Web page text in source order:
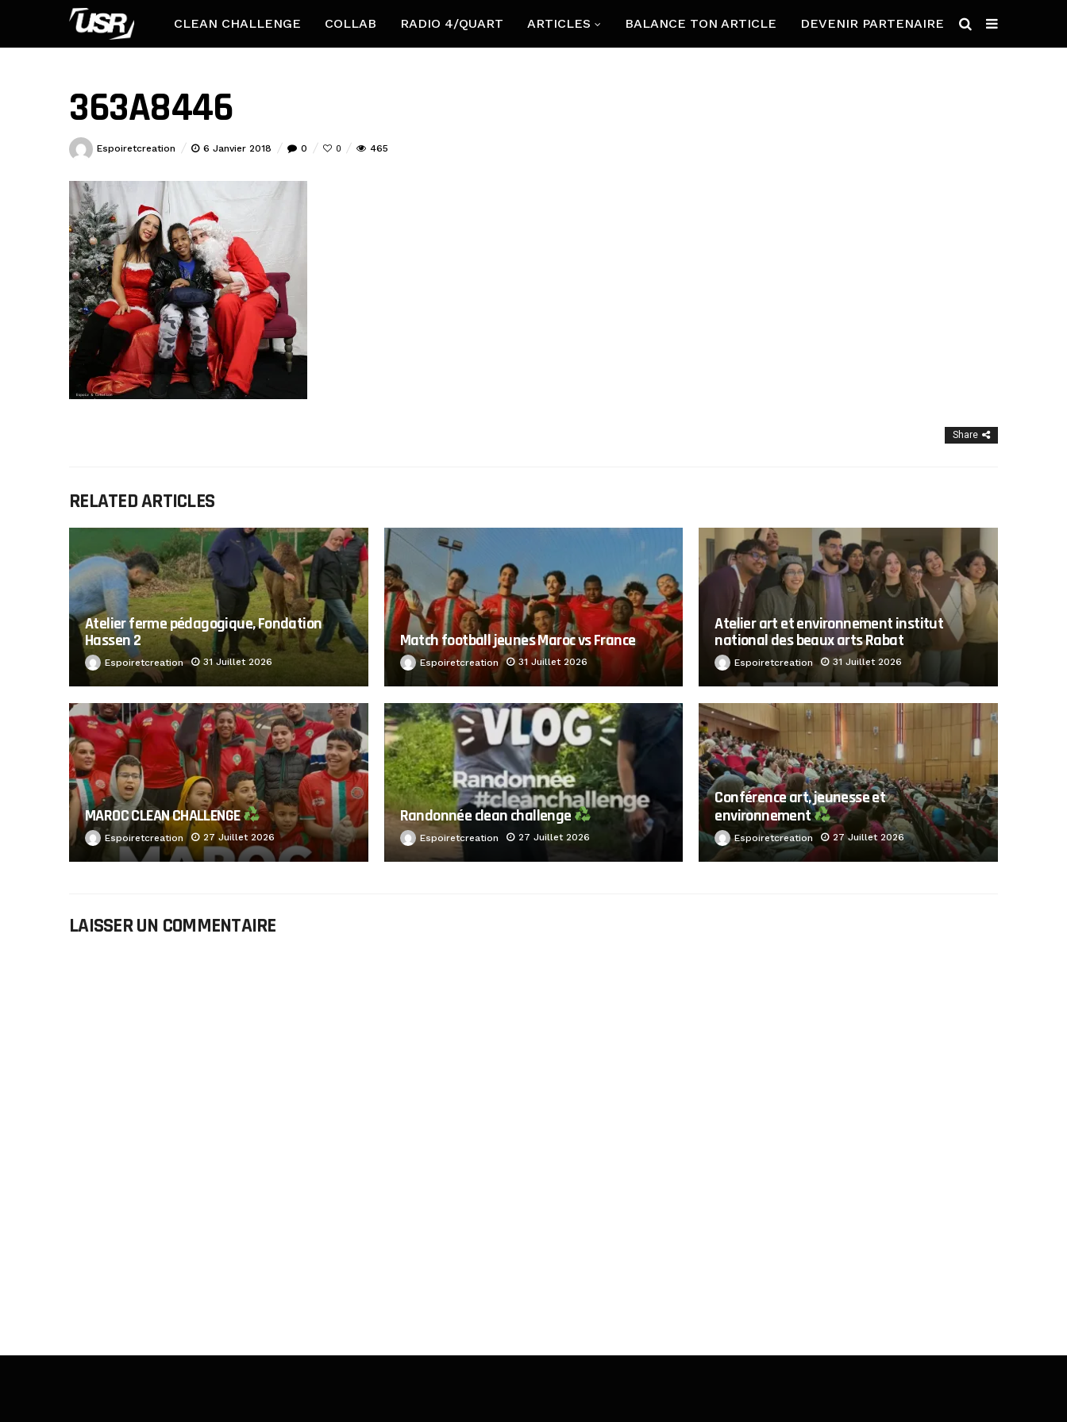
CLEAN CHALLENGE COLLAB RADIO 4/QUART ARTICLES BALANCE TON ARTICLE DEVENIR PARTENAIRE
363A8446
Espoiretcreation 6 Janvier 2018 0 0 465
Share
RELATED ARTICLES
Atelier ferme pédagogique, Fondation
Hassen 2
Espoiretcreation 31 Juillet 2026
Match football jeunes Maroc vs France
Espoiretcreation 31 Juillet 2026
Atelier art et environnement institut
national des beaux arts Rabat
Espoiretcreation 31 Juillet 2026
MAROC CLEAN CHALLENGE
Espoiretcreation 27 Juillet 2026
Randonnée clean challenge
Espoiretcreation 27 Juillet 2026
Conférence art, jeunesse et
environnement
Espoiretcreation 27 Juillet 2026
LAISSER UN COMMENTAIRE